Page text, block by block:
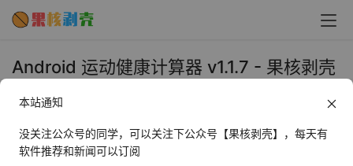
Android 运动健康计算器 v1.1.7 - 果核剥壳
2024年6月25日 上午10:55
运动健康计算器APP是一款综合性的健康管理软件，它的主
本站通知
没关注公众号的同学，可以关注下公众号【果核剥壳】，每天有
软件推荐和新闻可以订阅